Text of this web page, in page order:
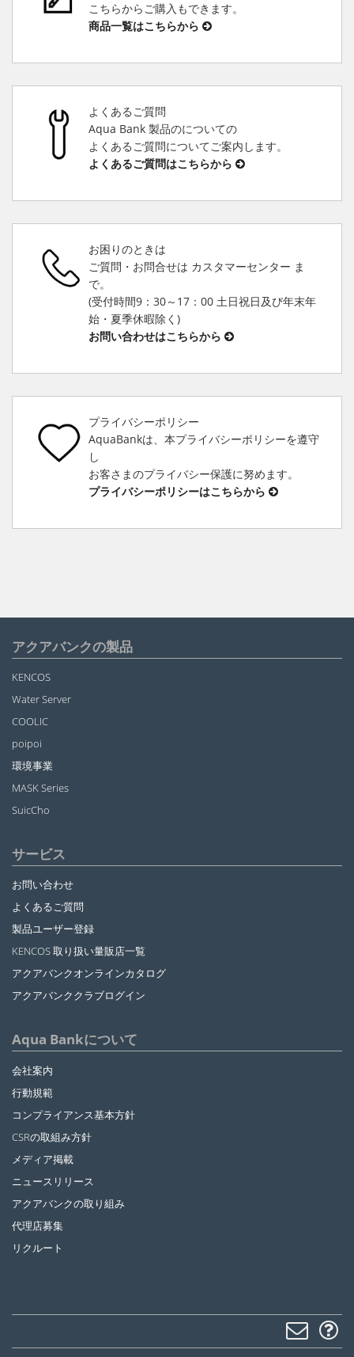
こちらからご購入もできます。
商品一覧はこちらから
よくあるご質問
Aqua Bank 製品のについての
よくあるご質問についてご案内します。
よくあるご質問はこちらから
お困りのときは
ご質問・お問合せは カスタマーセンター ま
で。
(受付時間9：30～17：00 土日祝日及び年末年
始・夏季休暇除く)
お問い合わせはこちらから
プライバシーポリシー
AquaBankは、本プライバシーポリシーを遵守
し
お客さまのプライバシー保護に努めます。
プライバシーポリシーはこちらから
アクアバンクの製品
KENCOS
Water Server
COOLIC
poipoi
環境事業
MASK Series
SuicCho
サービス
お問い合わせ
よくあるご質問
製品ユーザー登録
KENCOS 取り扱い量販店一覧
アクアバンクオンラインカタログ
アクアバンククラブログイン
Aqua Bankについて
会社案内
行動規範
コンプライアンス基本方針
CSRの取組み方針
メディア掲載
ニュースリリース
アクアバンクの取り組み
代理店募集
リクルート